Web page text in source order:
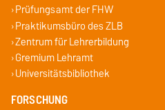
Prüfungsamt der FHW
Praktikumsbüro des ZLB
Zentrum für Lehrerbildung
Gremium Lehramt
Universitätsbibliothek
FORSCHUNG